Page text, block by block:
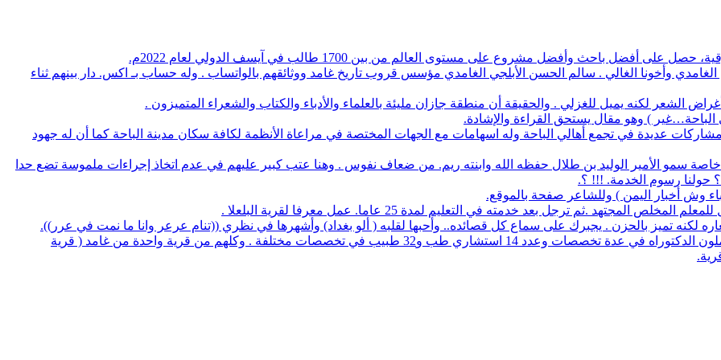
باحث وأفضل مشروع على مستوى العالم من بين 1700 طالب في آيسف الدولي لعام 2022م.
وأخونا الغالي . سالم الحسن الأبلجي الغامدي مؤسس قروب تاريخ غامد ووثائقهم بالواتساب . وله حساب بـ اكس. دار بينهم ثناء
لكنه يميل للغزلي . والحقيقة أن منطقة جازان مليئة بالعلماء والأدباء والكتاب والشعراء المتميزون .
) وهو مقال يستحق القراءة والإشادة.
مشاركات عديدة في تجمع أهالي الباحة وله اسهامات مع الجهات المختصة في مراعاة الأنظمة لكافة سكان مدينة الباحة كما أن له جهود
سمو الأمير الوليد بن طلال حفظه الله وابنته ريم. من ضعاف نفوس . وهنا عتب كبير عليهم في عدم اتخاذ إجراءات ملموسة تضع حدا
حولنا رسوم الخدمة. !!! ؟.
وش أخبار اليمن ) وللشاعر صفحة بالموقع.
.ثم ترجل بعد خدمته في التعليم لمدة 25 عاما. عمل معرفا لقرية البلعلا .
لكنه تميز بالحزن . يجبرك على سماع كل قصائده.. وأحبها لقلبه ( ألو بغداد) وأشهرها في نظري ((تنام عرعر وانا ما نمت في عرر)).
83 حاملي مؤهلات عليا منهم 5 بروفسيور منهم 3 أطباء و32 يحملون الدكتوراه في عدة تخصصات وعدد 14 استشاري طب و32 طبيب في تخصصات مختلفة . وكلهم من قرية واحدة من غامد ( قرية